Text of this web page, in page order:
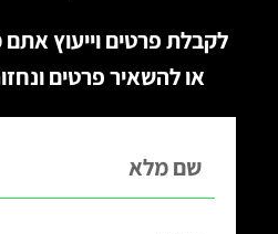
לקבלת פרטים וייעוץ אתם
או להשאיר פרטים